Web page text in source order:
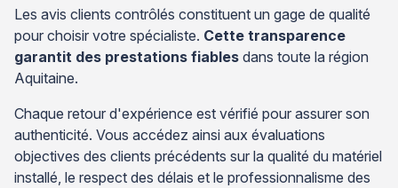
Les avis clients contrôlés constituent un gage de qualité
pour choisir votre spécialiste. Cette transparence
garantit des prestations fiables dans toute la région
Aquitaine.
Chaque retour d'expérience est vérifié pour assurer son
authenticité. Vous accédez ainsi aux évaluations
objectives des clients précédents sur la qualité du matériel
installé, le respect des délais et le professionnalisme des